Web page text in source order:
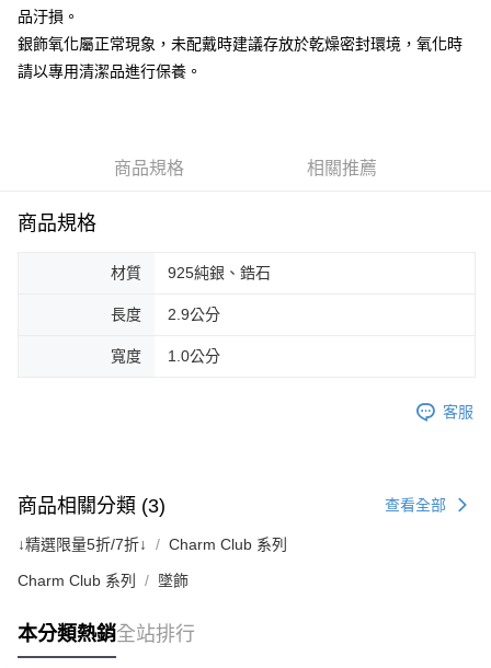
品汙損。
銀飾氧化屬正常現象，未配戴時建議存放於乾燥密封環境，氧化時
請以專用清潔品進行保養。
商品規格 相關推薦
商品規格
材質 925純銀、鋯石
長度 2.9公分
寬度 1.0公分
客服
商品相關分類 (3) 查看全部
↓精選限量5折/7折↓ Charm Club 系列
Charm Club 系列 墜飾
本分類熱銷全站排行